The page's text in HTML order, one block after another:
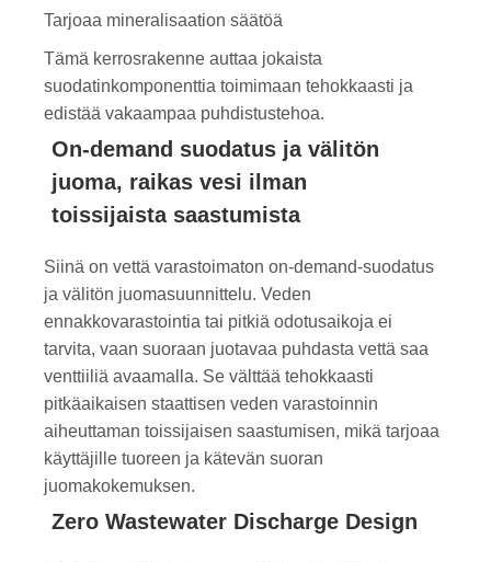
Tarjoaa mineralisaation säätöä
Tämä kerrosrakenne auttaa jokaista
suodatinkomponenttia toimimaan tehokkaasti ja
edistää vakaampaa puhdistustehoa.
On-demand suodatus ja välitön
juoma, raikas vesi ilman
toissijaista saastumista
Siinä on vettä varastoimaton on-demand-suodatus
ja välitön juomasuunnittelu. Veden
ennakkovarastointia tai pitkiä odotusaikoja ei
tarvita, vaan suoraan juotavaa puhdasta vettä saa
venttiiliä avaamalla. Se välttää tehokkaasti
pitkäaikaisen staattisen veden varastoinnin
aiheuttaman toissijaisen saastumisen, mikä tarjoaa
käyttäjille tuoreen ja kätevän suoran
juomakokemuksen.
Zero Wastewater Discharge Design